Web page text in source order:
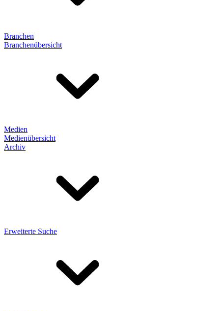
Branchen
Branchenübersicht
Medien
Medienübersicht
Archiv
Erweiterte Suche